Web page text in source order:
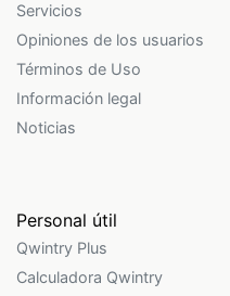
Servicios
Opiniones de los usuarios
Términos de Uso
Información legal
Noticias
Personal útil
Qwintry Plus
Calculadora Qwintry